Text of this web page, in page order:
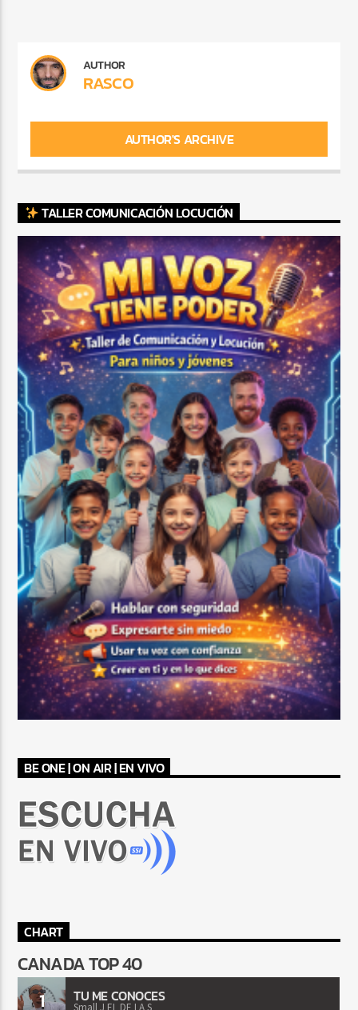
AUTHOR
RASCO
AUTHOR'S ARCHIVE
TALLER COMUNICACIÓN LOCUCIÓN
BE ONE | ON AIR | EN VIVO
CHART
CANADA TOP 40
1 TU ME CONOCES